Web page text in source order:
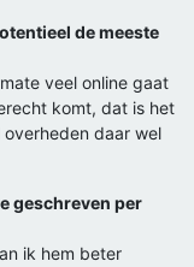
de meeste
veel online gaat
komt, dat is het
daar wel
geschreven per
ik hem beter